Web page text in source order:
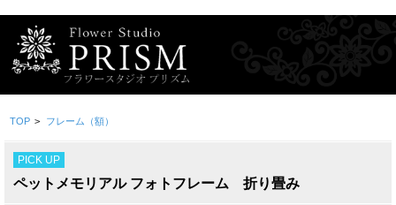
TOP > フレーム（額）
PICK UP
ペットメモリアル フォトフレーム 折り畳み